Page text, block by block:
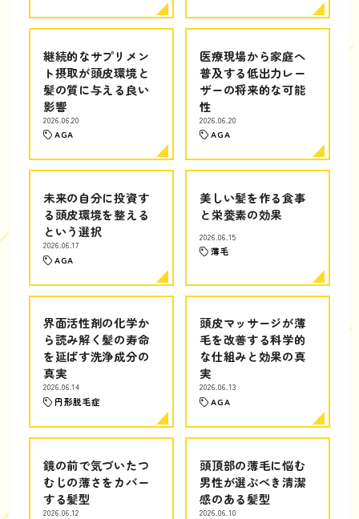
継続的なサプリメン
ト摂取が頭皮環境と
髪の質に与える良い
影響
2026.06.20
AGA
医療現場から家庭へ
普及する低出力レー
ザーの将来的な可能
性
2026.06.20
AGA
未来の自分に投資す
る頭皮環境を整える
という選択
2026.06.17
AGA
美しい髪を作る食事
と栄養素の効果
2026.06.15
薄毛
界面活性剤の化学か
ら読み解く髪の寿命
を延ばす洗浄成分の
真実
2026.06.14
円形脱毛症
頭皮マッサージが薄
毛を改善する科学的
な仕組みと効果の真
実
2026.06.13
AGA
鏡の前で気づいたつ
むじの薄さをカバー
する髪型
2026.06.12
頭頂部の薄毛に悩む
男性が選ぶべき清潔
感のある髪型
2026.06.10